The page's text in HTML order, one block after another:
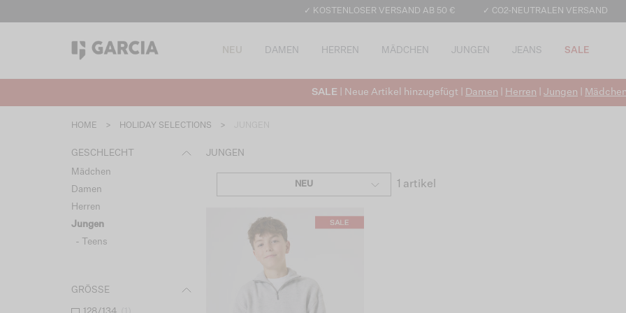
✓ KOSTENLOSER VERSAND AB 50 € ✓ CO2-NEUTRALEN VERSAND
NEU DAMEN HERREN MÄDCHEN JUNGEN JEANS SALE
SALE | Neue Artikel hinzugefügt | Damen Herren Jungen
HOME > HOLIDAY SELECTIONS >
GESCHLECHT
Mädchen
Damen
Herren
Jungen
- Teens
GRÖSSE
JUNGEN
NEU 1 artikel